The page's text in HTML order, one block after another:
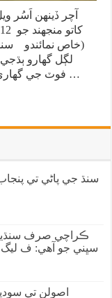
آچر ڏينهن اَسُر
(خاص نمائندو
فوٽ جي گهاري تائين پهچي ويو، ڪيترائي ڳوٺ ۽ هزارين …
سنڌ جي پاڻي تي
ڪراچي صرف سنڌين،
سڀني جو آهي: ف ليگ